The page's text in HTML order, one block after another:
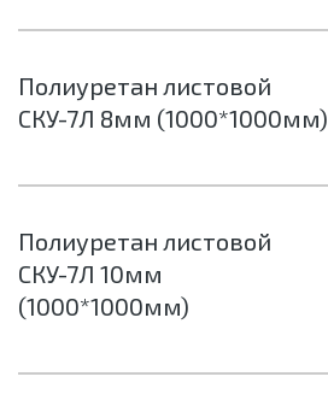
Полиуретан листовой
СКУ-7Л 8мм (1000*1000мм)
Полиуретан листовой
СКУ-7Л 10мм
(1000*1000мм)